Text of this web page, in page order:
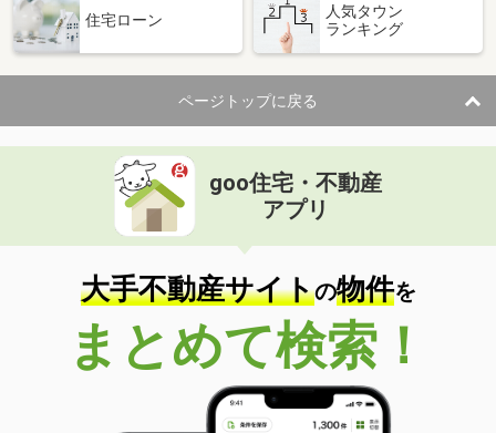
住宅ローン
人気タウン
ランキング
ページトップに戻る
goo住宅・不動産
アプリ
大手不動産サイトの物件を
まとめて検索！